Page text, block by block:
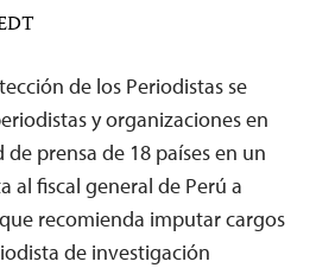
de los Periodistas se
y organizaciones en
prensa de 18 países en un
al fiscal general de Perú a
recomienda imputar cargos
de investigación